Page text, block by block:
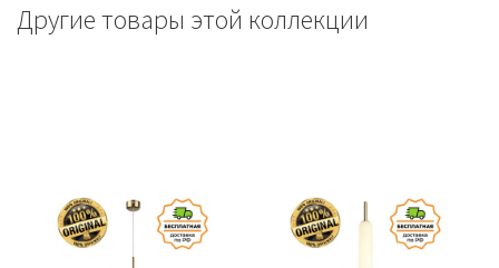
Другие товары этой коллекции